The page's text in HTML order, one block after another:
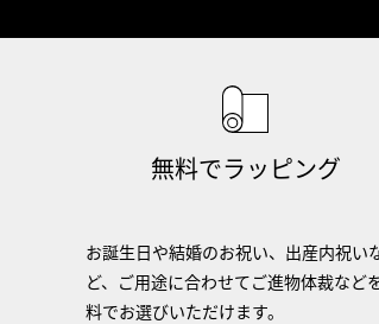
無料でラッピング
お誕生日や結婚のお祝い、出産内祝い
ど、ご用途に合わせてご進物体裁など
料でお選びいただけます。